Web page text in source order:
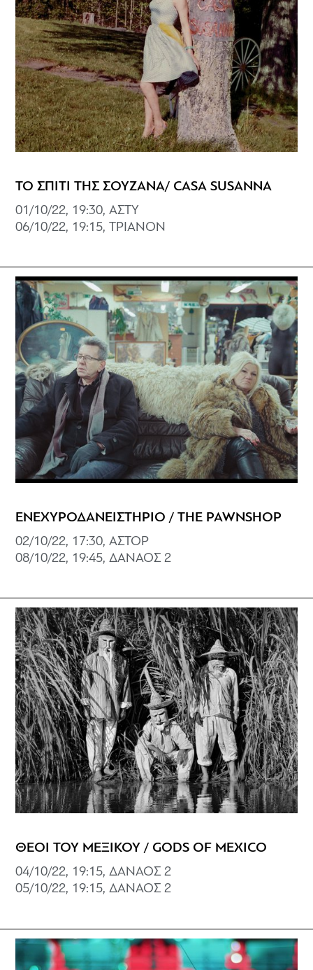
ΤΟ ΣΠΙΤΙ ΤΗΣ ΣΟΥΖΑΝΑ/ CASA SUSANNA
01/10/22, 19:30, ΑΣΤΥ
06/10/22, 19:15, ΤΡΙΑΝΟΝ
ΕΝΕΧΥΡΟΔΑΝΕΙΣΤΗΡΙΟ / THE PAWNSHOP
02/10/22, 17:30, ΑΣΤΟΡ
08/10/22, 19:45, ΔΑΝΑΟΣ 2
ΘΕΟΙ ΤΟΥ ΜΕΞΙΚΟΥ / GODS OF MEXICO
04/10/22, 19:15, ΔΑΝΑΟΣ 2
05/10/22, 19:15, ΔΑΝΑΟΣ 2